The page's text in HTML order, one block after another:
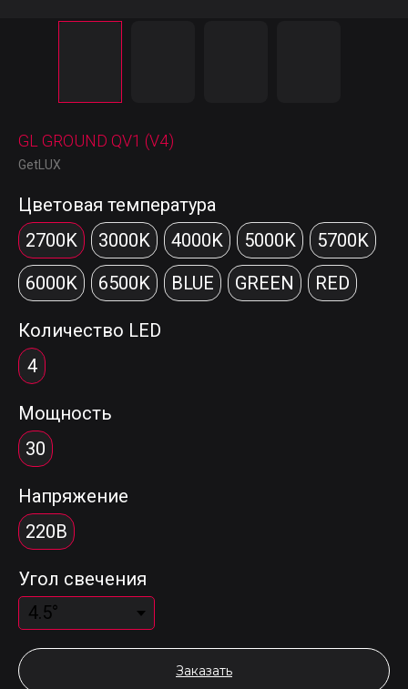
GL GROUND QV1 (V4)
GetLUX
Цветовая температура
2700K
3000K 4000K 5000K
5700K
6000K
6500K BLUE GREEN RED
Количество LED
4
Мощность
30
Напряжение
220В
Угол свечения
Заказать